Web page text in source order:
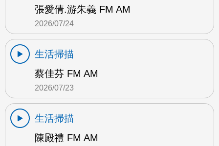
張愛倩.游朱義 FM AM
2026/07/24
生活掃描
蔡佳芬 FM AM
2026/07/23
生活掃描
陳殿禮 FM AM